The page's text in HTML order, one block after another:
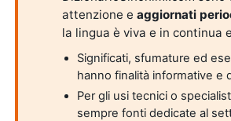
attenzione eaggiornati
la lingua è viva e in continua
Significati, sfumature ed
hanno finalità informative e
Per gli usi tecnici o
sempre fonti dedicate al